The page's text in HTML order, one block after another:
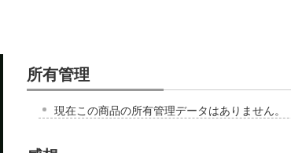
所有管理
現在この商品の所有管理データはありません。